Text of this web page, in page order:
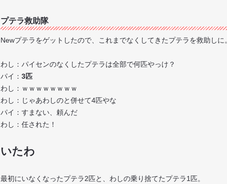
プテラ救助隊
Newプテラをゲットしたので、これまでなくしてきたプテラを救助しに
わし：パイセンのなくしたプテラは全部で何匹やっけ？
パイ： 3匹
わし：ｗｗｗｗｗｗｗｗ
わし：じゃあわしのと併せて4匹やな
パイ：すまない、頼んだ
わし：任された！
いたわ
最初にいなくなったプテラ2匹と、わしの乗り捨てたプテラ1匹。